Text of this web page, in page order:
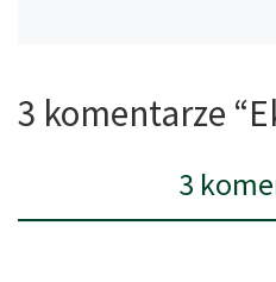
3 komentarze
3